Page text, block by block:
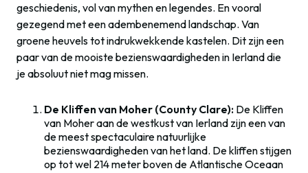
geschiedenis, vol van mythen en legendes. En vooral
gezegend met een adembenemend landschap. Van
groene heuvels tot indrukwekkende kastelen. Dit zijn een
paar van de mooiste bezienswaardigheden in Ierland die
je absoluut niet mag missen.
De Kliffen van Moher (County Clare): De Kliffen
van Moher aan de westkust van Ierland zijn een van
de meest spectaculaire natuurlijke
bezienswaardigheden van het land. De kliffen stijgen
op tot wel 214 meter boven de Atlantische Oceaan